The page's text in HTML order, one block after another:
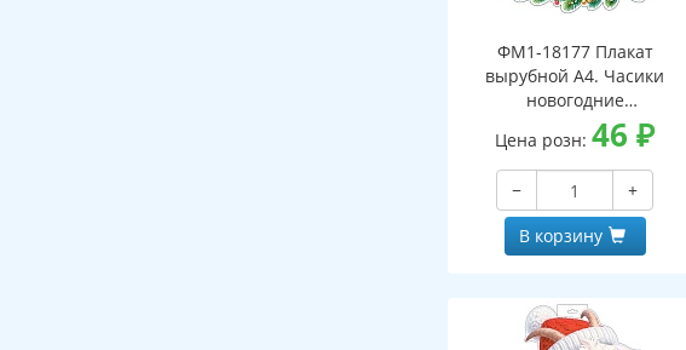
ФМ1-18177 Плакат
вырубной А4. Часики
новогодние
(двухсторонний, ВД-лак)
Цена розн:46₽
−
+
В корзину